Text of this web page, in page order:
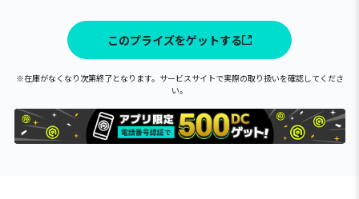
このプライズをゲットする
※在庫がなくなり次第終了となります。サービスサイトで実際の取り扱いを確認してくださ
い。